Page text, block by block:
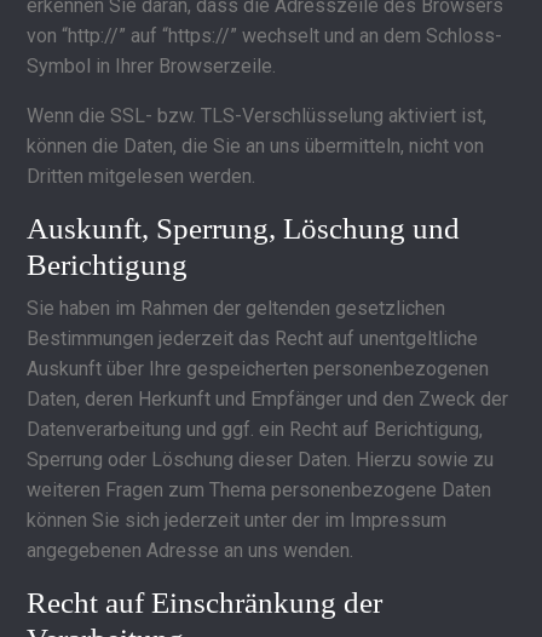
erkennen Sie daran, dass die Adresszeile des Browsers
von “http://” auf “https://” wechselt und an dem Schloss-
Symbol in Ihrer Browserzeile.
Wenn die SSL- bzw. TLS-Verschlüsselung aktiviert ist,
können die Daten, die Sie an uns übermitteln, nicht von
Dritten mitgelesen werden.
Auskunft, Sperrung, Löschung und
Berichtigung
Sie haben im Rahmen der geltenden gesetzlichen
Bestimmungen jederzeit das Recht auf unentgeltliche
Auskunft über Ihre gespeicherten personenbezogenen
Daten, deren Herkunft und Empfänger und den Zweck der
Datenverarbeitung und ggf. ein Recht auf Berichtigung,
Sperrung oder Löschung dieser Daten. Hierzu sowie zu
weiteren Fragen zum Thema personenbezogene Daten
können Sie sich jederzeit unter der im Impressum
angegebenen Adresse an uns wenden.
Recht auf Einschränkung der